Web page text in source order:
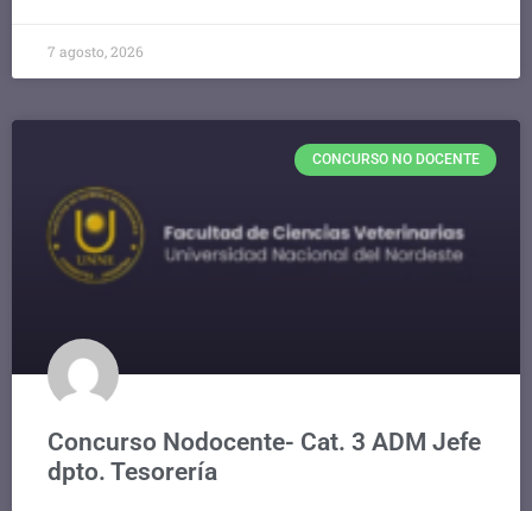
7 agosto, 2026
CONCURSO NO DOCENTE
Concurso Nodocente- Cat. 3 ADM Jefe
dpto. Tesorería